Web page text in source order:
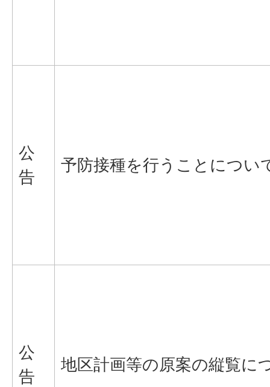
公
告
予防接種を行うことについ
公
告
地区計画等の原案の縦覧に